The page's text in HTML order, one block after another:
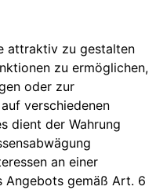
attraktiv zu gestalten
zu ermöglichen,
oder zur
verschiedenen
dient der Wahrung
an einer
Angebots gemäß Art. 6